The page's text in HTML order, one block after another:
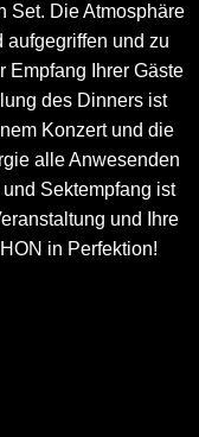
Set. Die Atmosphäre
aufgegriffen und zu
Empfang Ihrer Gäste
des Dinners ist
Konzert und die
alle Anwesenden
Sektempfang ist
und Ihre
in Perfektion!